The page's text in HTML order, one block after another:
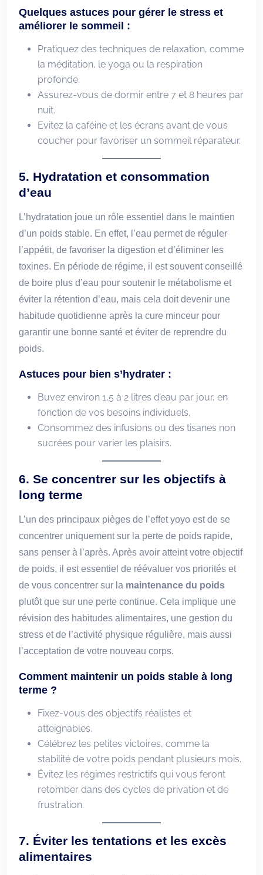
Quelques astuces pour gérer le stress et
améliorer le sommeil :
Pratiquez des techniques de relaxation, comme
la méditation, le yoga ou la respiration
profonde.
Assurez-vous de dormir entre 7 et 8 heures par
nuit.
Evitez la caféine et les écrans avant de vous
coucher pour favoriser un sommeil réparateur.
5. Hydratation et consommation
d’eau
L’hydratation joue un rôle essentiel dans le maintien
d’un poids stable. En effet, l’eau permet de réguler
l’appétit, de favoriser la digestion et d’éliminer les
toxines. En période de régime, il est souvent conseillé
de boire plus d’eau pour soutenir le métabolisme et
éviter la rétention d’eau, mais cela doit devenir une
habitude quotidienne après la cure minceur pour
garantir une bonne santé et éviter de reprendre du
poids.
Astuces pour bien s’hydrater :
Buvez environ 1,5 à 2 litres d’eau par jour, en
fonction de vos besoins individuels.
Consommez des infusions ou des tisanes non
sucrées pour varier les plaisirs.
6. Se concentrer sur les objectifs à
long terme
L’un des principaux pièges de l’effet yoyo est de se
concentrer uniquement sur la perte de poids rapide,
sans penser à l’après. Après avoir atteint votre objectif
de poids, il est essentiel de réévaluer vos priorités et
de vous concentrer sur la maintenance du poids
plutôt que sur une perte continue. Cela implique une
révision des habitudes alimentaires, une gestion du
stress et de l’activité physique régulière, mais aussi
l’acceptation de votre nouveau corps.
Comment maintenir un poids stable à long
terme ?
Fixez-vous des objectifs réalistes et
atteignables.
Célébrez les petites victoires, comme la
stabilité de votre poids pendant plusieurs mois.
Évitez les régimes restrictifs qui vous feront
retomber dans des cycles de privation et de
frustration.
7. Éviter les tentations et les excès
alimentaires